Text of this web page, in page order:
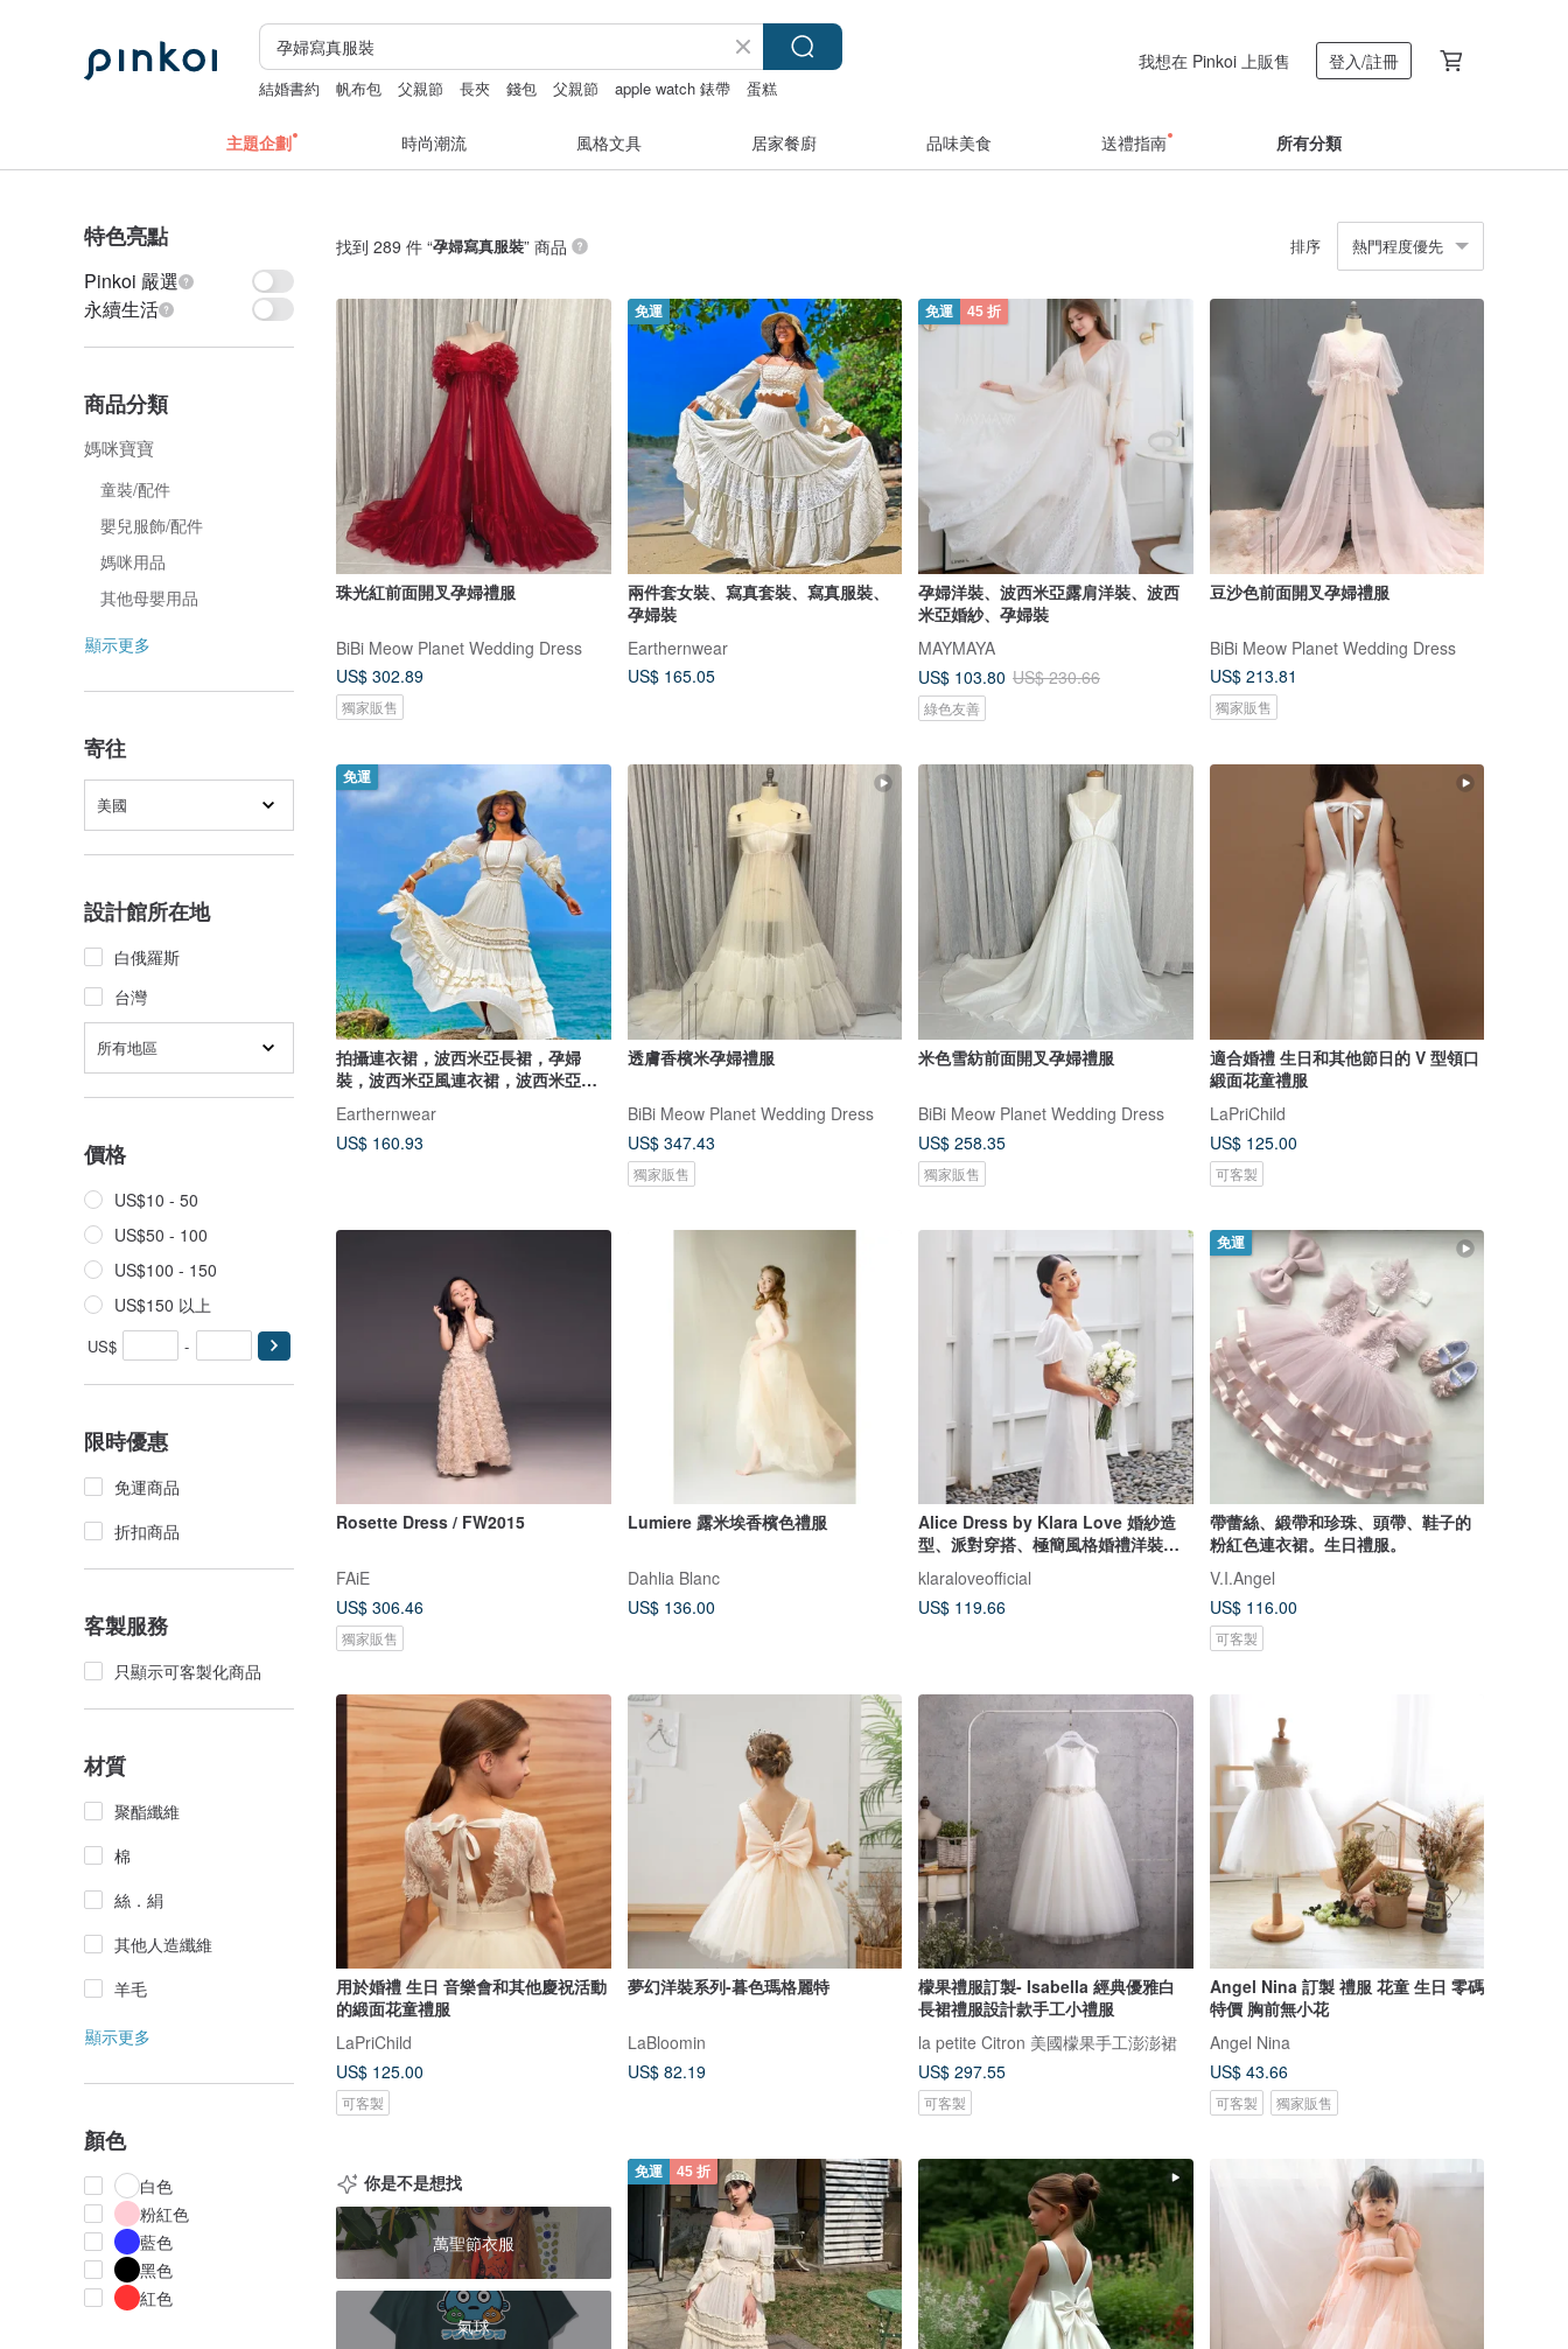
結婚書約 帆布包 父親節 長夾 錢包 父親節 apple watch 錶帶 蛋糕
我想在 Pinkoi 上販售 登入/註冊
主題企劃 時尚潮流 風格文具 居家餐廚 品味美食 送禮指南 所有分類
特色亮點
Pinkoi 嚴選
永續生活
商品分類
媽咪寶寶
童裝/配件
嬰兒服飾/配件
媽咪用品
其他母嬰用品
顯示更多
寄往
美國
設計館所在地
白俄羅斯
台灣
所有地區
價格
US$10 - 50
US$50 - 100
US$100 - 150
US$150 以上
US$ -
限時優惠
免運商品
折扣商品
客製服務
只顯示可客製化商品
材質
聚酯纖維
棉
絲．絹
其他人造纖維
羊毛
顯示更多
顏色
白色
粉紅色
藍色
黑色
紅色
找到 289 件 “孕婦寫真服裝” 商品 排序 熱門程度優先
珠光紅前面開叉孕婦禮服
BiBi Meow Planet Wedding Dress
US$ 302.89
獨家販售
免運
兩件套女裝、寫真套裝、寫真服裝、
孕婦裝
Earthernwear
US$ 165.05
免運 45 折
孕婦洋裝、波西米亞露肩洋裝、波西
米亞婚紗、孕婦裝
MAYMAYA
US$ 103.80 US$ 230.66
綠色友善
豆沙色前面開叉孕婦禮服
BiBi Meow Planet Wedding Dress
US$ 213.81
獨家販售
免運
拍攝連衣裙，波西米亞長裙，孕婦
裝，波西米亞風連衣裙，波西米亞風
Earthernwear
US$ 160.93
透膚香檳米孕婦禮服
BiBi Meow Planet Wedding Dress
US$ 347.43
獨家販售
米色雪紡前面開叉孕婦禮服
BiBi Meow Planet Wedding Dress
US$ 258.35
獨家販售
適合婚禮 生日和其他節日的 V 型領口
緞面花童禮服
LaPriChild
US$ 125.00
可客製
Rosette Dress / FW2015
FAiE
US$ 306.46
獨家販售
Lumiere 露米埃香檳色禮服
Dahlia Blanc
US$ 136.00
Alice Dress by Klara Love 婚紗造
型、派對穿搭、極簡風格婚禮洋裝、
白色洋裝
klaraloveofficial
US$ 119.66
免運
帶蕾絲、緞帶和珍珠、頭帶、鞋子的
粉紅色連衣裙。生日禮服。
V.I.Angel
US$ 116.00
可客製
用於婚禮 生日 音樂會和其他慶祝活動
的緞面花童禮服
LaPriChild
US$ 125.00
可客製
夢幻洋裝系列-暮色瑪格麗特
LaBloomin
US$ 82.19
檬果禮服訂製- Isabella 經典優雅白
長裙禮服設計款手工小禮服
la petite Citron 美國檬果手工澎澎裙
US$ 297.55
可客製
Angel Nina 訂製 禮服 花童 生日 零碼
特價 胸前無小花
Angel Nina
US$ 43.66
可客製 獨家販售
你是不是想找
萬聖節衣服
氣球
免運 45 折